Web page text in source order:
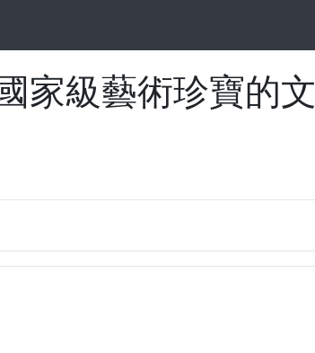
家級藝術珍寶的文